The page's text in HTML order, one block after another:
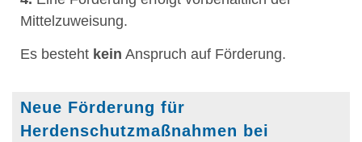
Mittelzuweisung.
Es besteht kein Anspruch auf Förderung.
Neue Förderung für
Herdenschutzmaßnahmen bei